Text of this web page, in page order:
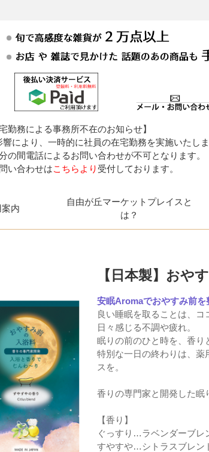
宅勤務による事務所不在のお知らせ】
により、一時的に社員の在宅勤務を実施いたしま
の間電話によるお問い合わせが不可となります。
い合わせはこちらより 受付しております。
内
自由が丘マーケットプレイスと
は？
【日本製】おや
安眠Aromaでおやすみ前を
良い睡眠を取ることは、コ
日々感じる不調や疲れ。
眠りの前のひと時を、香り
特別な一日の終わりは、薬
スを。
香りの専門家と開発した眠
【香り】
ぐっすり…ラベンダーブレ
すやすや…シトラスブレン